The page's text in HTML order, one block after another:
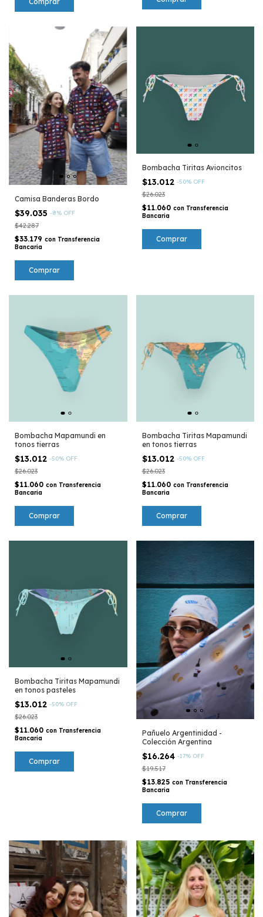
Camisa Banderas Bordo
$39.035 -8% OFF
$42.287
$33.179 con Transferencia
Bancaria
Comprar
Bombacha Tiritas Avioncitos
$13.012 -50% OFF
$26.023
$11.060 con Transferencia
Bancaria
Comprar
Bombacha Mapamundi en
tonos tierras
$13.012 -50% OFF
$26.023
$11.060 con Transferencia
Bancaria
Comprar
Bombacha Tiritas Mapamundi
en tonos tierras
$13.012 -50% OFF
$26.023
$11.060 con Transferencia
Bancaria
Comprar
Bombacha Tiritas Mapamundi
en tonos pasteles
$13.012 -50% OFF
$26.023
$11.060 con Transferencia
Bancaria
Comprar
Pañuelo Argentinidad -
Colección Argentina
$16.264 -17% OFF
$19.517
$13.825 con Transferencia
Bancaria